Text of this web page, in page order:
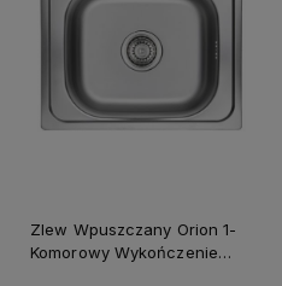
Zlew Wpuszczany Orion 1-
Komorowy Wykończenie